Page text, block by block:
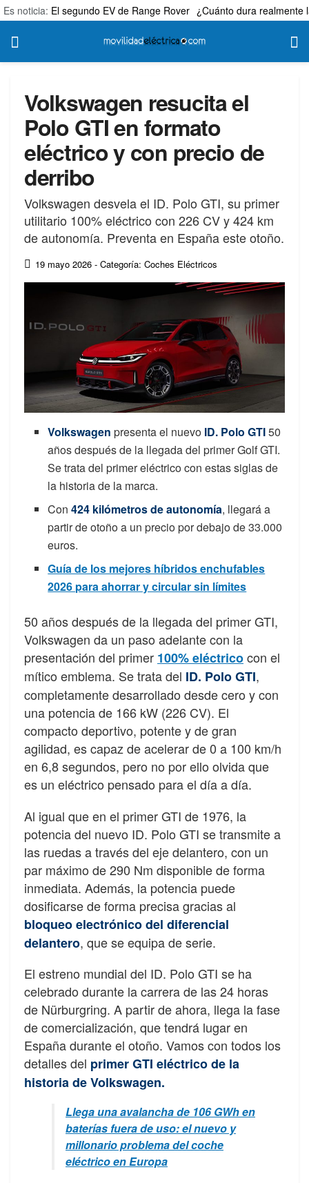
Es noticia: El segundo EV de Range Rover ¿Cuánto dura realmente
Volkswagen resucita el
Polo GTI en formato
eléctrico y con precio de
derribo
Volkswagen desvela el ID. Polo GTI, su primer
utilitario 100% eléctrico con 226 CV y 424 km
de autonomía. Preventa en España este otoño.
19 mayo 2026 - Categoría: Coches Eléctricos
Volkswagen presenta el nuevo ID. Polo GTI50
años después de la llegada del primer Golf GTI.
Se trata del primer eléctrico con estas siglas de
la historia de la marca.
Con424 kilómetros de autonomía, llegará a
partir de otoño a un precio por debajo de 33.000
euros.
Guía de los mejores híbridos enchufables
2026 para ahorrar y circular sin límites
50 años después de la llegada del primer GTI,
Volkswagen da un paso adelante con la
presentación del primer 100% eléctricocon el
mítico emblema. Se trata del ID. Polo GTI,
completamente desarrollado desde cero y con
una potencia de 166 kW (226 CV). El
compacto deportivo, potente y de gran
agilidad, es capaz de acelerar de 0 a 100 km/h
en 6,8 segundos, pero no por ello olvida que
es un eléctrico pensado para el día a día.
Al igual que en el primer GTI de 1976, la
potencia del nuevo ID. Polo GTI se transmite a
las ruedas a través del eje delantero, con un
par máximo de 290 Nm disponible de forma
inmediata. Además, la potencia puede
dosificarse de forma precisa gracias al
bloqueo electrónico del diferencial
delantero, que se equipa de serie.
El estreno mundial del ID. Polo GTI se ha
celebrado durante la carrera de las 24 horas
de Nürburgring. A partir de ahora, llega la fase
de comercialización, que tendrá lugar en
España durante el otoño. Vamos con todos los
detalles del primer GTI eléctrico de la
historia de Volkswagen.
Llega una avalancha de 106 GWh en
baterías fuera de uso: el nuevo y
millonario problema del coche
eléctrico en Europa